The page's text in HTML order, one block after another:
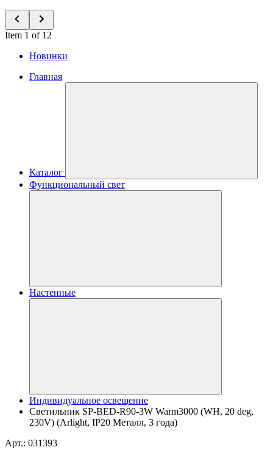
Item 1 of 12
Новинки
Главная
Каталог
Функциональный свет
Настенные
Индивидуальное освещение
Светильник SP-BED-R90-3W Warm3000 (WH, 20 deg,
230V) (Arlight, IP20 Металл, 3 года)
Арт.: 031393